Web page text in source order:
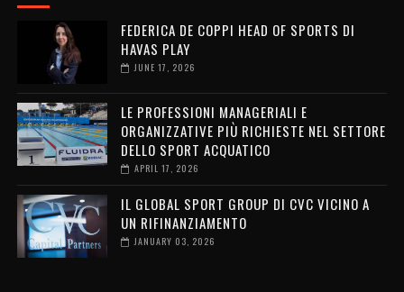
FEDERICA DE COPPI HEAD OF SPORTS DI
HAVAS PLAY
JUNE 17, 2026
LE PROFESSIONI MANAGERIALI E
ORGANIZZATIVE PIÙ RICHIESTE NEL SETTORE
DELLO SPORT ACQUATICO
APRIL 17, 2026
IL GLOBAL SPORT GROUP DI CVC VICINO A
UN RIFINANZIAMENTO
JANUARY 03, 2026